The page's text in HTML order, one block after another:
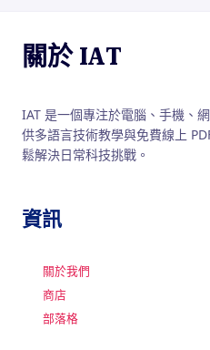
關於 IAT
IAT 是一個專注於電腦、手機、
供多語言技術教學與免費線上
鬆解決日常科技挑戰。
資訊
關於我們
商店
部落格